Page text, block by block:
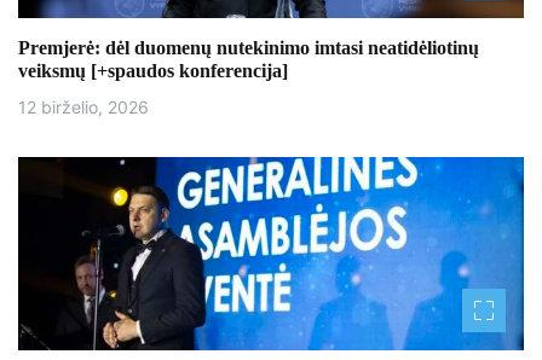
ų
Premjerė: dėl duomenų nutekinimo imtasi neatidėliotinų
veiksmų [+spaudos konferencija]
12 birželio, 2026